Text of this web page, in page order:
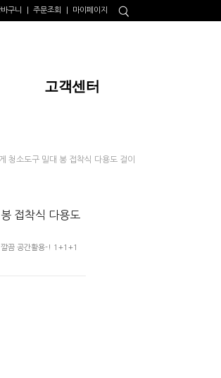
구니 주문조회 마이페이지
고객센터
청소도구 밀대 봉 접착식 다용도 걸이
접착식 다용도
끔 공간활용-! 1+1+1